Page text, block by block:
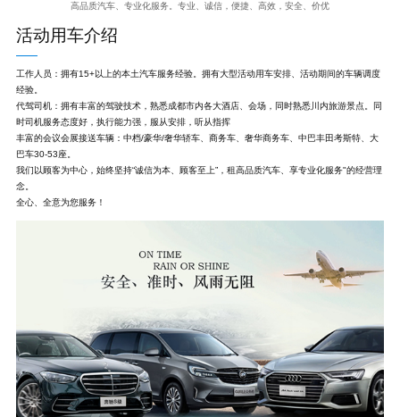
高品质汽车、专业化服务。专业、诚信，便捷、高效，安全、价优
活动用车介绍
工作人员：拥有15+以上的本土汽车服务经验。拥有大型活动用车安排、活动期间的车辆调度
经验。
代驾司机：拥有丰富的驾驶技术，熟悉成都市内各大酒店、会场，同时熟悉川内旅游景点。同
时司机服务态度好，执行能力强，服从安排，听从指挥
丰富的会议会展接送车辆：中档/豪华/奢华轿车、商务车、奢华商务车、中巴丰田考斯特、大
巴车30-53座。
我们以顾客为中心，始终坚持“诚信为本、顾客至上”，租高品质汽车、享专业化服务"的经营理
念。
全心、全意为您服务！